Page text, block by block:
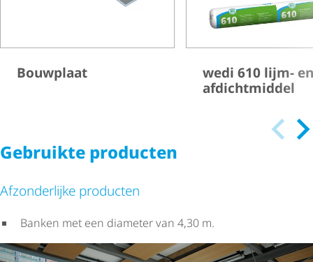
Bouwplaat
wedi 610 lijm- en
afdichtmiddel
Gebruikte producten
Afzonderlijke producten
Banken met een diameter van 4,30 m.